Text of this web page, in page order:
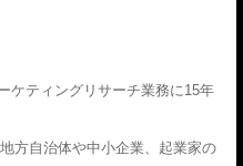
ケティングリサーチ業務に15年
方自治体や中小企業、起業家の